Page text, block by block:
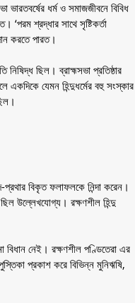
ধর্ম ও সমাজজীবনে বিবিধ
শ্রদ্ধার সাথে সৃষ্টিকর্তা
করতে পারত।
ছিল। ব্রাহ্মসভা প্রতিষ্ঠার
একদিকে যেমন হিন্দুধর্মের বহু সংস্কার
প্রথার বিকৃত ফলাফলকে নিন্দা করেন।
উল্লেখযোগ্য। রক্ষণশীল হিন্দু
বিধান নেই। রক্ষণশীল পণ্ডিতেরা এর
প্রকাশ করে বিভিন্ন মুনিঋষি,